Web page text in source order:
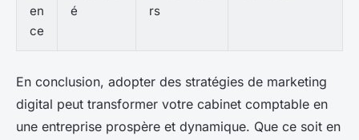
en
ce
é
rs
En conclusion, adopter des stratégies de marketing
digital peut transformer votre cabinet comptable en
une entreprise prospère et dynamique. Que ce soit en